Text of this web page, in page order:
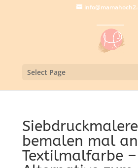
Select Page
bemalen mal
Textilmalfarbe